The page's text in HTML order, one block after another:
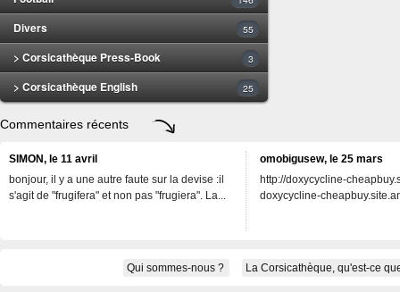
Divers 55
> Corsicathèque Press-Book 3
> Corsicathèque English 25
Commentaires récents
SIMON, le 11 avril
bonjour, il y a une autre faute sur la devise :il
s'agit de "frugifera" et non pas "frugiera". La...
omobigusew, le 25 mars
http://doxycycline-
doxycycline-
Qui sommes-nous ? La Corsicathèque, qu'est-ce